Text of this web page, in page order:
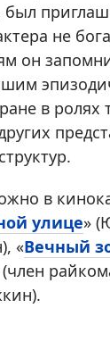
был
не
он
в ролях
в
улице»
«Вечный